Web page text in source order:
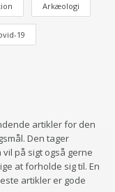
Arkæologi
19
artikler for den
Den tager
på sigt også gerne
at forholde sig til. En
artikler er gode